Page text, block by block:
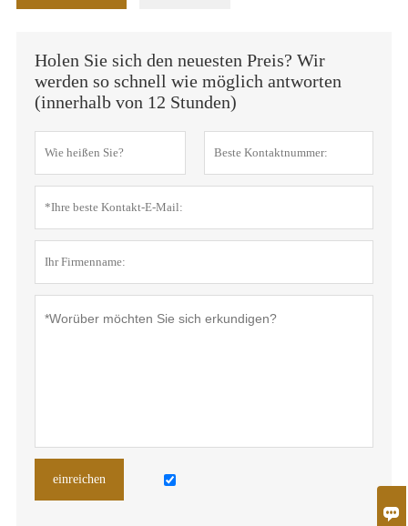

Holen Sie sich den neuesten Preis? Wir
werden so schnell wie möglich antworten
(innerhalb von 12 Stunden)
einreichen